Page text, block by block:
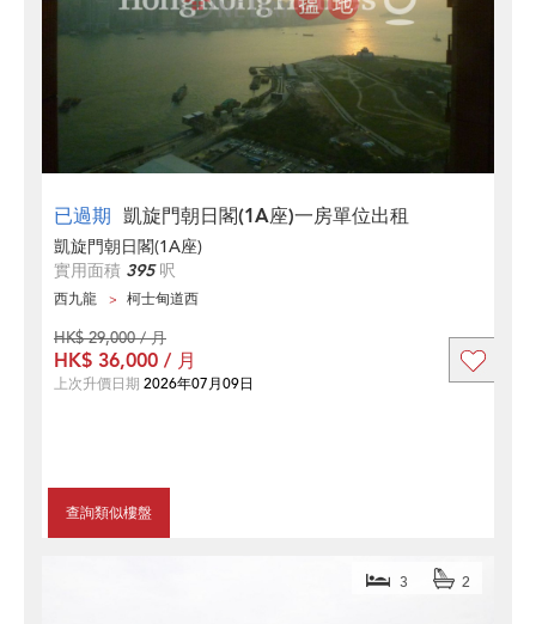
已過期 凱旋門朝日閣(1A座)一房單位出租
凱旋門朝日閣(1A座)
實用面積 395呎
西九龍 柯士甸道西
查詢類似樓盤
HK$ 29,000 / 月
HK$ 36,000 / 月
上次升價日期 2026年07月09日
3 2